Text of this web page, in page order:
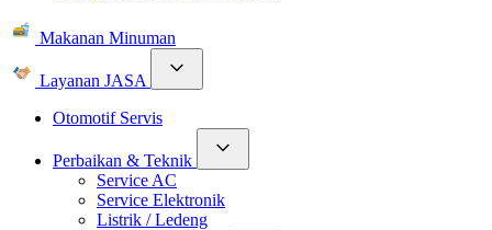
Makanan Minuman
Layanan JASA
Otomotif Servis
Perbaikan & Teknik
Service AC
Service Elektronik
Listrik / Ledeng